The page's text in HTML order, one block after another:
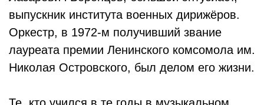
выпускник института военных дирижёров.
Оркестр, в 1972-м получивший звание
лауреата премии Ленинского комсомола им.
Николая Островского, был делом его жизни.
Те, кто учился в те годы в музыкальном